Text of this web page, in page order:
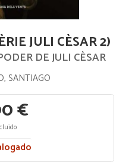
JULI CÈSAR 2)
DE JULI CÈSAR
SANTIAGO
€